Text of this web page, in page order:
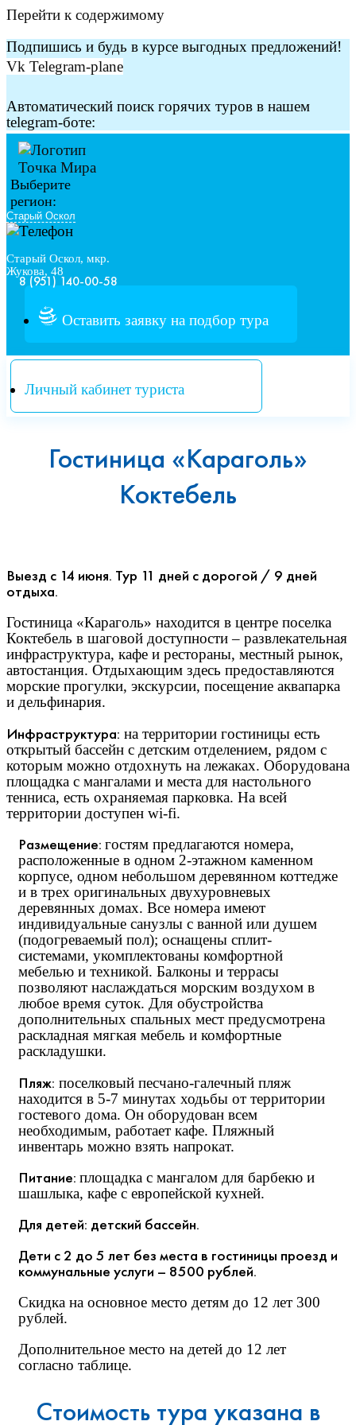
Перейти к содержимому
Подпишись и будь в курсе выгодных предложений!
Vk Telegram-plane
Автоматический поиск горячих туров в нашем
telegram-боте:
Выберите
регион:
Старый Оскол, мкр.
Жукова, 48
8 (951) 140-00-58
Оставить заявку на подбор тура
Личный кабинет туриста
Гостиница «Караголь»
Коктебель
Выезд c 14 июня. Тур 11 дней с дорогой / 9 дней
отдыха.
Гостиница «Караголь» находится в центре поселка
Коктебель в шаговой доступности – развлекательная
инфраструктура, кафе и рестораны, местный рынок,
автостанция. Отдыхающим здесь предоставляются
морские прогулки, экскурсии, посещение аквапарка
и дельфинария.
Инфраструктура: на территории гостиницы есть
открытый бассейн с детским отделением, рядом с
которым можно отдохнуть на лежаках. Оборудована
площадка с мангалами и места для настольного
тенниса, есть охраняемая парковка. На всей
территории доступен wi-fi.
Размещение: гостям предлагаются номера,
расположенные в одном 2-этажном каменном
корпусе, одном небольшом деревянном коттедже
и в трех оригинальных двухуровневых
деревянных домах. Все номера имеют
индивидуальные санузлы с ванной или душем
(подогреваемый пол); оснащены сплит-
системами, укомплектованы комфортной
мебелью и техникой. Балконы и террасы
позволяют наслаждаться морским воздухом в
любое время суток. Для обустройства
дополнительных спальных мест предусмотрена
раскладная мягкая мебель и комфортные
раскладушки.
Пляж: поселковый песчано-галечный пляж
находится в 5-7 минутах ходьбы от территории
гостевого дома. Он оборудован всем
необходимым, работает кафе. Пляжный
инвентарь можно взять напрокат.
Питание: площадка с мангалом для барбекю и
шашлыка, кафе с европейской кухней.
Для детей: детский бассейн.
Дети с 2 до 5 лет без места в гостиницы проезд и
коммунальные услуги – 8500 рублей.
Скидка на основное место детям до 12 лет 300
рублей.
Дополнительное место на детей до 12 лет
согласно таблице.
Стоимость тура указана в